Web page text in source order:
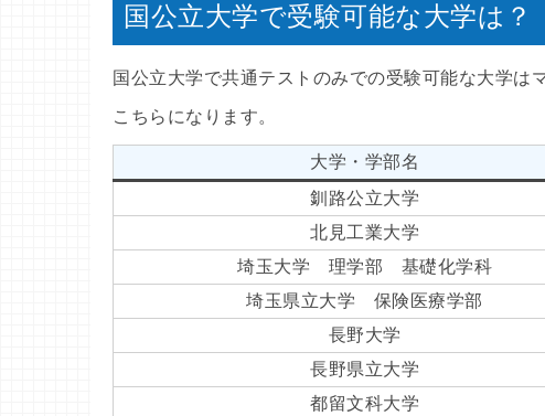
国公立大学で受験可能な大学は？
国公立大学で共通テストのみでの受験可能な大学は
こちらになります。
大学・学部名
釧路公立大学
北見工業大学
埼玉大学 理学部 基礎化学科
埼玉県立大学 保険医療学部
長野大学
長野県立大学
都留文科大学